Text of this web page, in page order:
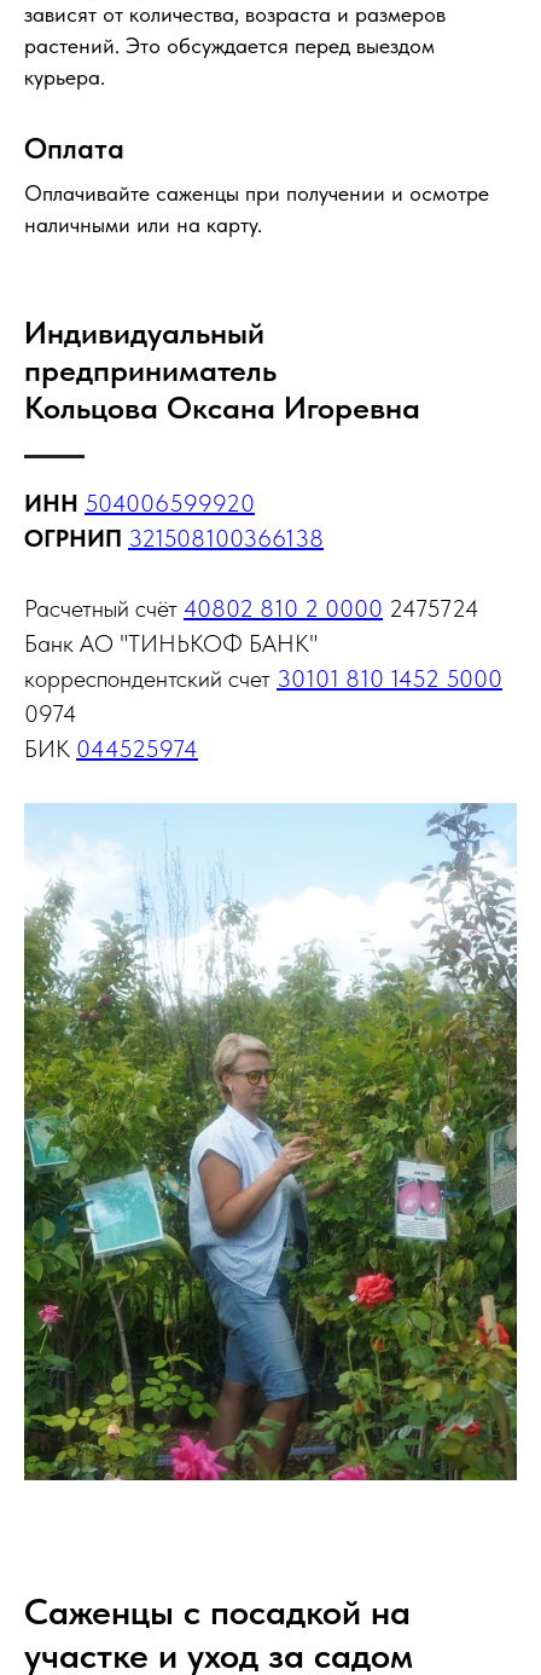
зависят от количества, возраста и размеров
растений. Это обсуждается перед выездом
курьера.
Оплата
Оплачивайте саженцы при получении и осмотре
наличными или на карту.
Индивидуальный
предприниматель
Кольцова Оксана Игоревна
ИНН 504006599920
ОГРНИП 321508100366138
Расчетный счёт 40802 810 2 0000 2475724
Банк АО "ТИНЬКОФ БАНК"
корреспондентский счет 30101 810 1452 5000
0974
БИК 044525974
Саженцы с посадкой на
участке и уход за садом